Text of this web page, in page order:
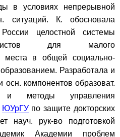
в условиях непрерывной
ситуаций. К. обосновала
целостной системы
для малого
места в общей социально-
Разработала и
компонентов образоват.
и методы управления
ЮУрГУпо защите докторских
науч. рук-во подготовкой
Академии проблем